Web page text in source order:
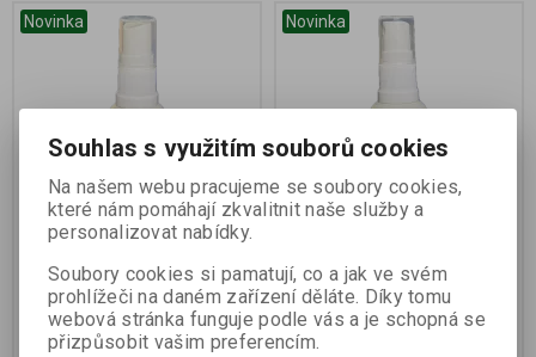
Novinka
STRUNECKÁ Trio B –
vitamin B6 + B9 + B12 ve
spreji
Termín dodání (dny):skladem
Novinka
K2 ve spreji
Termín dodání (dny):skladem
Souhlas s využitím souborů cookies
Na našem webu pracujeme se soubory cookies,
které nám pomáhají zkvalitnit naše služby a
personalizovat nabídky.
Soubory cookies si pamatují, co a jak ve svém
prohlížeči na daném zařízení děláte. Díky tomu
webová stránka funguje podle vás a je schopná se
přizpůsobit vašim preferencím.